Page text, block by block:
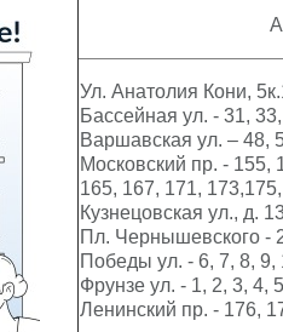
Ул. Анатолия Кони,
Бассейная ул. - 31,
Варшавская ул. – 48,
Московский пр. - 155,
165, 167, 171,
Кузнецовская ул., д.
Пл. Чернышевского -
Победы ул. - 6, 7, 8, 9,
Фрунзе ул. - 1, 2, 3, 4,
Ленинский пр. - 176,